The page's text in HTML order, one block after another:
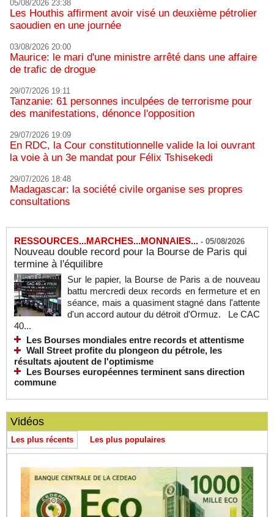
05/08/2026 23:38
Les Houthis affirment avoir visé un deuxième pétrolier
saoudien en une journée
03/08/2026 20:00
Maurice: le mari d'une ministre arrêté dans une affaire
de trafic de drogue
29/07/2026 19:11
Tanzanie: 61 personnes inculpées de terrorisme pour
des manifestations, dénonce l'opposition
29/07/2026 19:09
En RDC, la Cour constitutionnelle valide la loi ouvrant
la voie à un 3e mandat pour Félix Tshisekedi
29/07/2026 18:48
Madagascar: la société civile organise ses propres
consultations
RESSOURCES...MARCHES...MONNAIES... - 05/08/2026
Nouveau double record pour la Bourse de Paris qui
termine à l'équilibre
Sur le papier, la Bourse de Paris a de nouveau
battu mercredi deux records en fermeture et en
séance, mais a quasiment stagné dans l'attente
d'un accord autour du détroit d'Ormuz. Le CAC
40...
Les Bourses mondiales entre records et attentisme
Wall Street profite du plongeon du pétrole, les
résultats ajoutent de l'optimisme
Les Bourses européennes terminent sans direction
commune
Vidéos
Les plus récents Les plus populaires